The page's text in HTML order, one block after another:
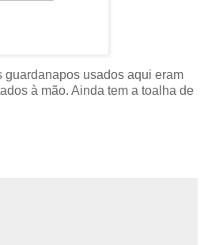
guardanapos usados aqui eram
à mão. Ainda tem a toalha de